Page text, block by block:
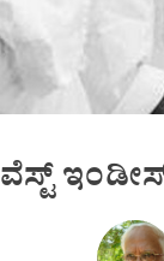
ವೆಸ್ಟ್